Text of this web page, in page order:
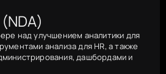
над улучшением аналитики для
анализа для HR, а также
дашбордами и